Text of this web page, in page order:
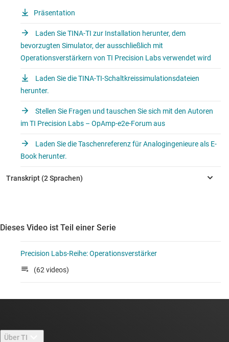
Präsentation
Laden Sie TINA-TI zur Installation herunter, dem
bevorzugten Simulator, der ausschließlich mit
Operationsverstärkern von TI Precision Labs verwendet wird
Laden Sie die TINA-TI-Schaltkreissimulationsdateien
herunter.
Stellen Sie Fragen und tauschen Sie sich mit den Autoren
im TI Precision Labs – OpAmp-e2e-Forum aus
Laden Sie die Taschenreferenz für Analogingenieure als E-
Book herunter.
Dieses Video ist Teil einer Serie
Precision Labs-Reihe: Operationsverstärker
(62 videos)
Über TI